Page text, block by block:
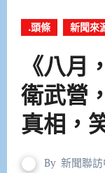
.頭條 新聞來
《八月
衛武營
真相，
By 新聞聯